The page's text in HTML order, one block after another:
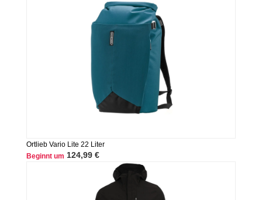
Ortlieb Vario Lite 22 Liter
Beginnt um 124,99 €